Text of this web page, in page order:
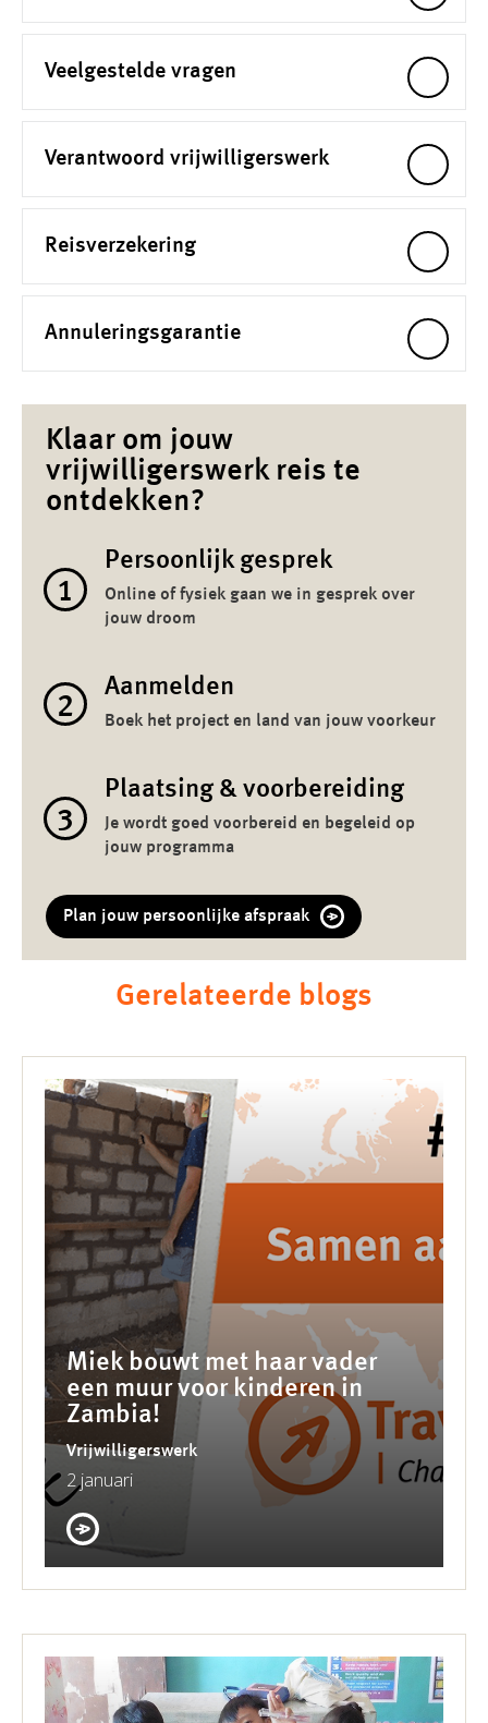
Veelgestelde vragen
Verantwoord vrijwilligerswerk
Reisverzekering
Annuleringsgarantie
Klaar om jouw
vrijwilligerswerk reis te
ontdekken?
1
Persoonlijk gesprek
Online of fysiek gaan we in gesprek over
jouw droom
2
Aanmelden
Boek het project en land van jouw voorkeur
3
Plaatsing & voorbereiding
Je wordt goed voorbereid en begeleid op
jouw programma
Plan jouw persoonlijke afspraak
Gerelateerde blogs
Miek bouwt met haar vader
een muur voor kinderen in
Zambia!
Vrijwilligerswerk
2 januari